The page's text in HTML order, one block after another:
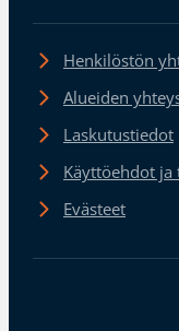
Henkilöstön
Alueiden
Laskutustiedot
Käyttöehdot ja
Evästeet